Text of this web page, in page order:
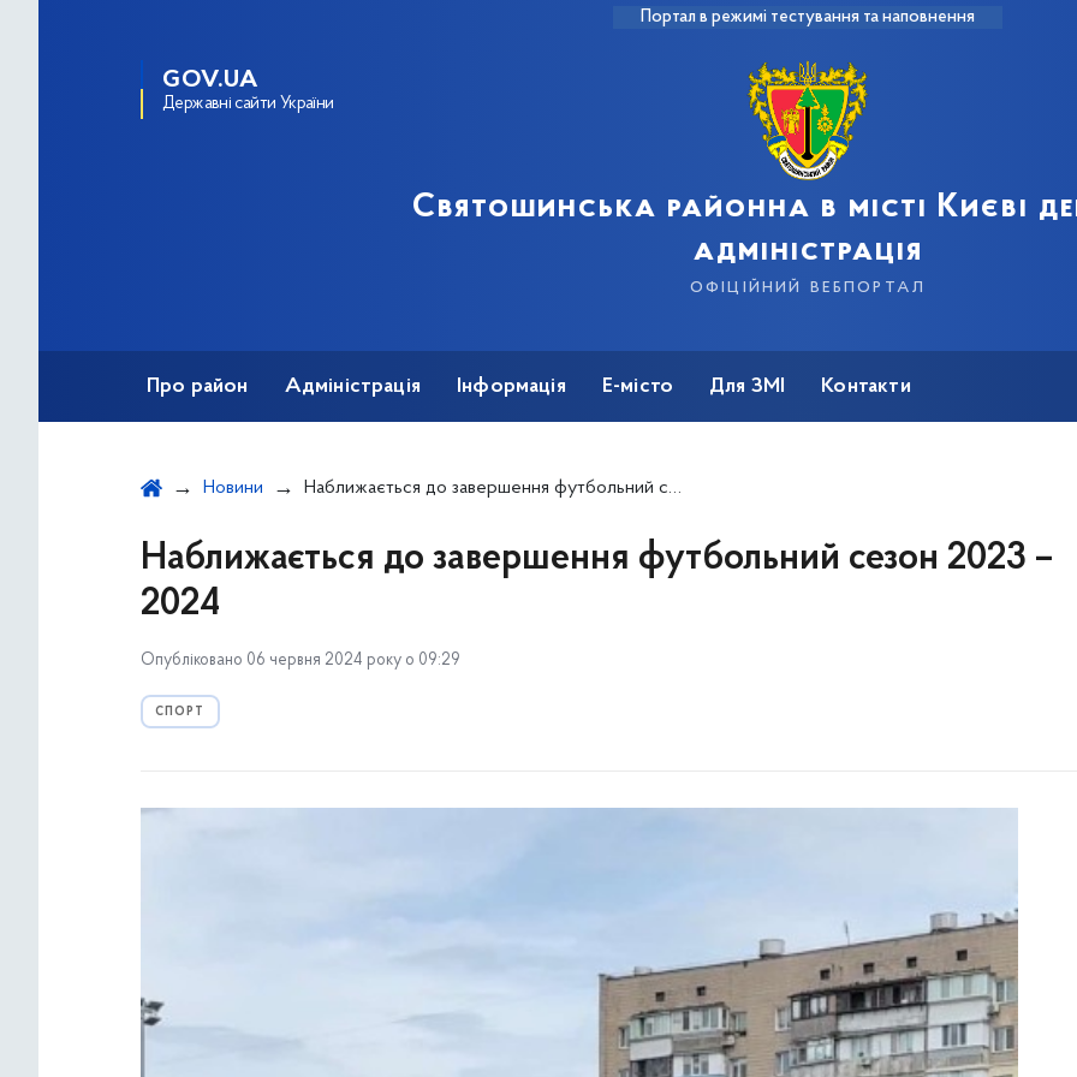
Портал в режимі тестування та наповнення
GOV.UA
Державні сайти України
Святошинська районна в місті Києві
адміністрація
офіційний вебпортал
Про район Адміністрація Інформація Е-місто Для ЗМІ Контакти
Новини Наближається до завершення футбольний сезон 2023 – 2024
Наближається до завершення футбольний сезон 2023 –
2024
Опубліковано 06 червня 2024 року о 09:29
СПОРТ